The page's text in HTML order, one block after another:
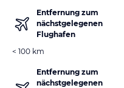
Entfernung zum
nächstgelegenen
Flughafen
< 100 km
Entfernung zum
nächstgelegenen